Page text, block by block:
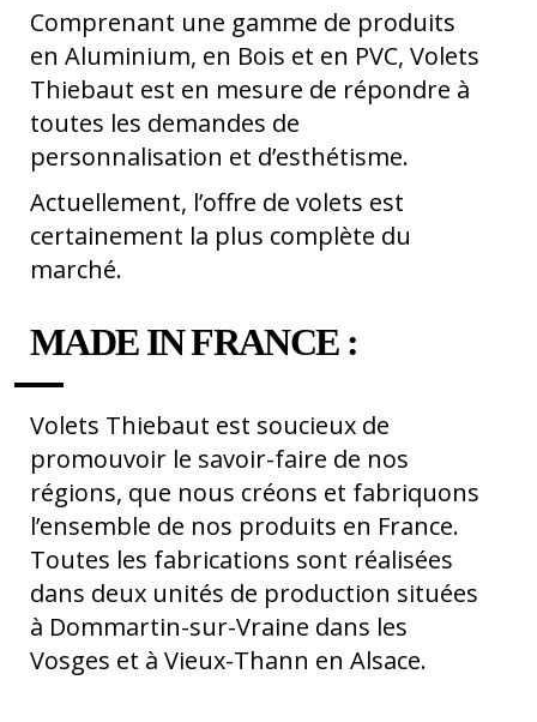
Comprenant une gamme de produits
en Aluminium, en Bois et en PVC, Volets
Thiebaut est en mesure de répondre à
toutes les demandes de
personnalisation et d’esthétisme.
Actuellement, l’offre de volets est
certainement la plus complète du
marché.
MADE IN FRANCE :
Volets Thiebaut est soucieux de
promouvoir le savoir-faire de nos
régions, que nous créons et fabriquons
l’ensemble de nos produits en France.
Toutes les fabrications sont réalisées
dans deux unités de production situées
à Dommartin-sur-Vraine dans les
Vosges et à Vieux-Thann en Alsace.